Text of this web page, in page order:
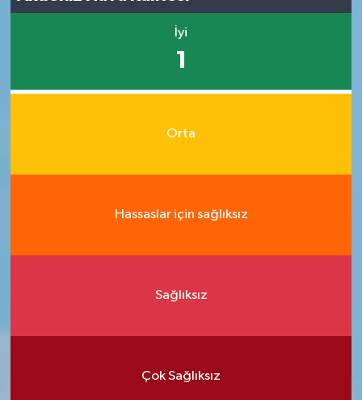
İyi
1
Orta
Hassaslar için sağlıksız
Sağlıksız
Çok Sağlıksız